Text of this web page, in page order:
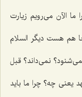
ما الآن می‌رویم زیارت
هم هست دیگر السلام
نمی‌داند؟ قبل
یعنی چه؟ چرا ما باید